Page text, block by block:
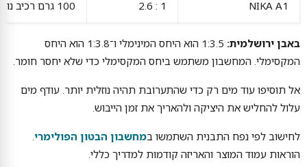
NIKA A1
1 : 2.6 100 גרם רכיב נוזלי + 260 גרם אבקה
באבן ירושלמית:
1:3.5 הוא היחס המינימלי ו־1:3.8 הוא היחס
המקסימלי. המחשבון משתמש ביחס המקסימלי כדי שלא יחסר חומר.
אל תוסיפו עוד מים רק כדי שהתערובת תהיה נוזלית יותר. עודף מים
עלול להחליש את היציקה ולהאריך את זמן הייבוש.
לחישוב לפי נפח התבנית השתמשו במחשבון הבטון הפולימרי.
הוראות עמוד המוצר והאריזה קודמות למדריך כללי.